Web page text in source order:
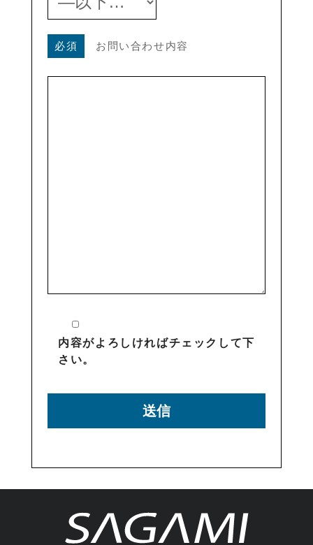
必須 お問い合わせ内容
内容がよろしければチェックして下
さい。